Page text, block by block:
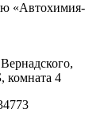
«Автохимия-
комната 4